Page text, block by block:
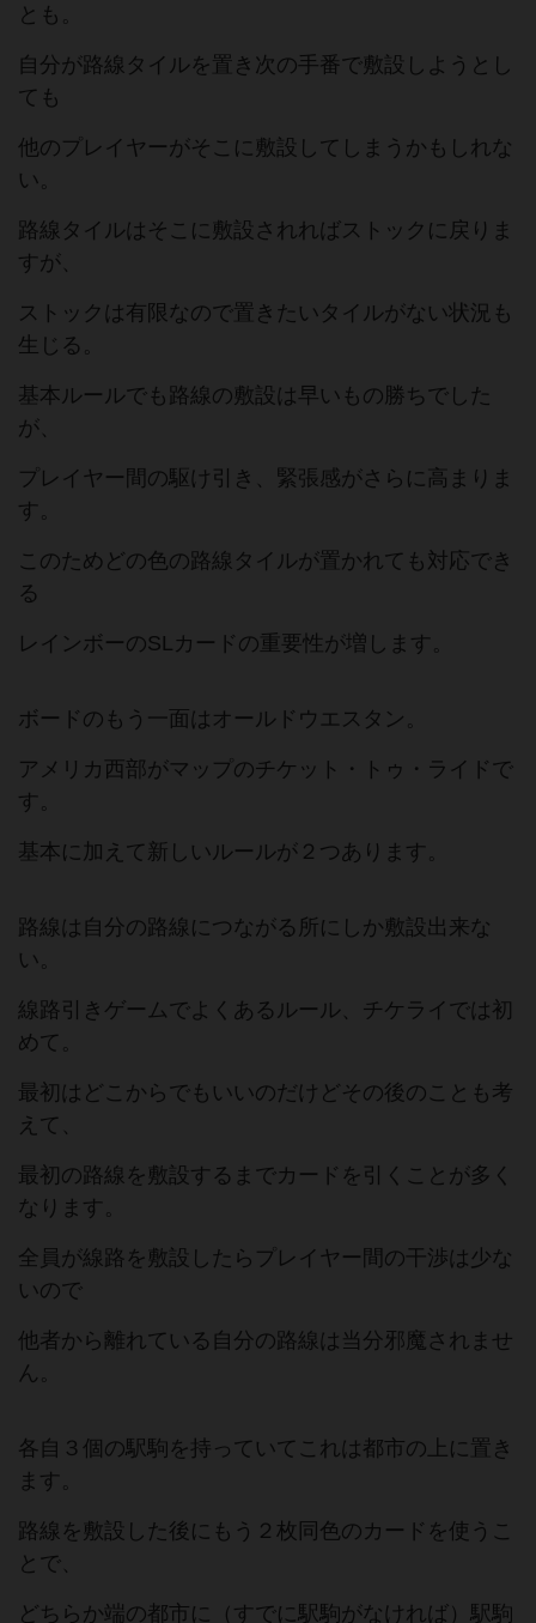
とも。
自分が路線タイルを置き次の手番で敷設しようとし
ても
他のプレイヤーがそこに敷設してしまうかもしれな
い。
路線タイルはそこに敷設されればストックに戻りま
すが、
ストックは有限なので置きたいタイルがない状況も
生じる。
基本ルールでも路線の敷設は早いもの勝ちでした
が、
プレイヤー間の駆け引き、緊張感がさらに高まりま
す。
このためどの色の路線タイルが置かれても対応でき
る
レインボーのSLカードの重要性が増します。
ボードのもう一面はオールドウエスタン。
アメリカ西部がマップのチケット・トゥ・ライドで
す。
基本に加えて新しいルールが２つあります。
路線は自分の路線につながる所にしか敷設出来な
い。
線路引きゲームでよくあるルール、チケライでは初
めて。
最初はどこからでもいいのだけどその後のことも考
えて、
最初の路線を敷設するまでカードを引くことが多く
なります。
全員が線路を敷設したらプレイヤー間の干渉は少な
いので
他者から離れている自分の路線は当分邪魔されませ
ん。
各自３個の駅駒を持っていてこれは都市の上に置き
ます。
路線を敷設した後にもう２枚同色のカードを使うこ
とで、
どちらか端の都市に（すでに駅駒がなければ）駅駒